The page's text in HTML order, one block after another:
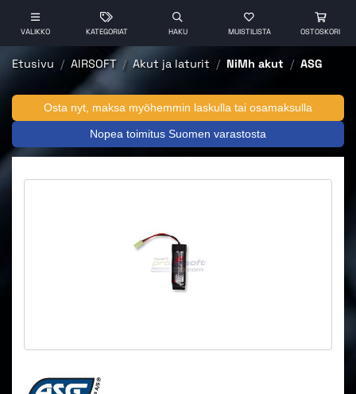
VALIKKO KATEGORIAT HAKU MUISTILISTA OSTOSKORI
Etusivu AIRSOFT Akut ja laturit NiMh akut ASG
Osta nyt, maksa myöhemmin laskulla tai osamaksulla
Nopea toimitus Suomen varastosta